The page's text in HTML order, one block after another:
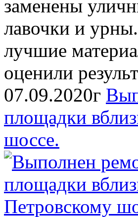
заменены
лавочки и
лучшие
оценили
07.09.2020г
площадки
шоссе.